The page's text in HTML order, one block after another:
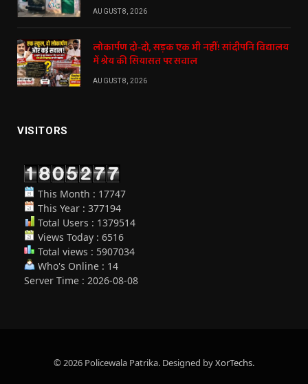
AUGUST 8, 2026
लोकार्पण दो-दो, सड़क एक भी नहीं! सांदीपनि विद्यालय
में श्रेय की सियासत पर सवाल
AUGUST 8, 2026
VISITORS
This Month : 17747
This Year : 377194
Total Users : 1379514
Views Today : 6516
Total views : 5907034
Who's Online : 14
Server Time : 2026-08-08
© 2026 Policewala Patrika. Designed byXorTechs.